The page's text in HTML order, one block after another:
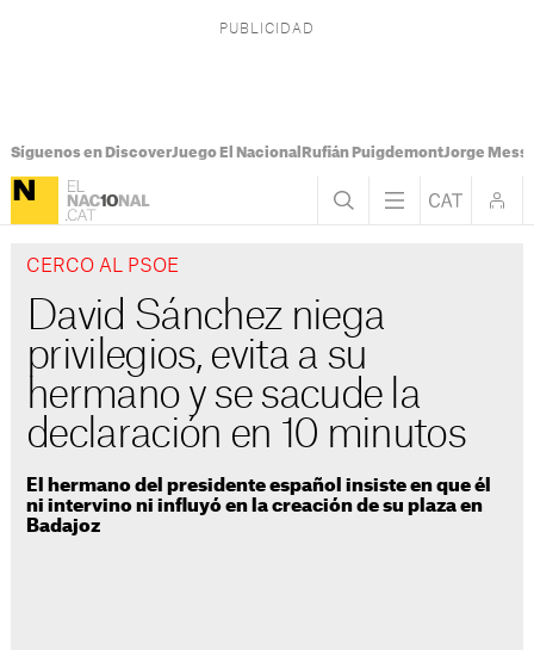
Síguenos en DiscoverJuego El Nacional Rufián PuigdemontJorge Messi
CERCO AL PSOE
David Sánchez niega
privilegios, evita a su
hermano y se sacude la
declaración en 10 minutos
El hermano del presidente español insiste en que él
ni intervino ni influyó en la creación de su plaza en
Badajoz